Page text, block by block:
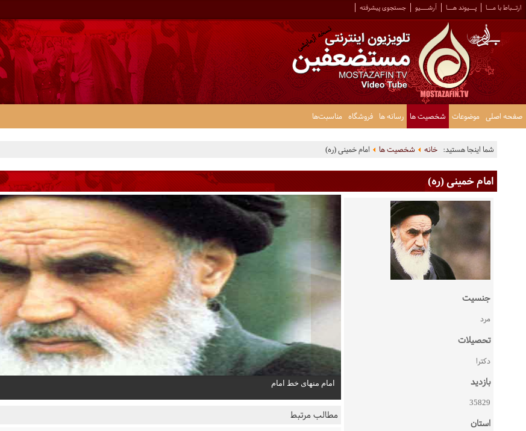
ارتــباط با مـــا پـــیوند هـــا آرشــــیو جستجوی پیشرفته
صفحه اصلی موضوعات شخصیت ها رسانه ها فروشگاه مناسبت‌ها
شما اینجا هستید: خانه شخصیت ها امام خمینی (ره)
امام خمینی (ره)
امام منهای خط امام
مطالب مرتبط
جنسیت
مرد
تحصیلات
دکترا
بازدید
35829
استان